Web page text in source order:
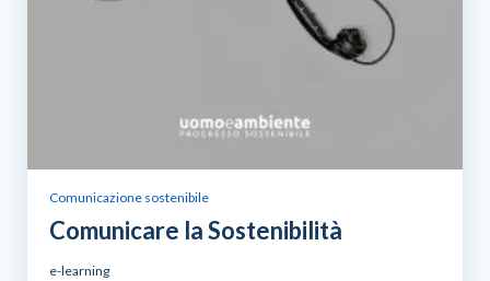
Comunicazione sostenibile
Comunicare la Sostenibilità
e-learning